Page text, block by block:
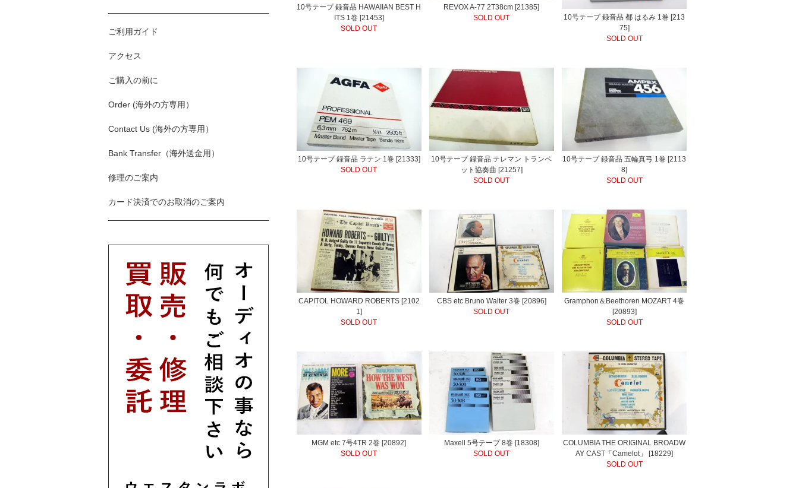
10号テープ 録音品 HAWAIIAN BEST H
ITS 1巻 [21453]
SOLD OUT
REVOX A-77 2T38cm [21385]
SOLD OUT
10号テープ 録音品 都 はるみ 1巻 [213
75]
SOLD OUT
10号テープ 録音品 ラテン 1巻 [21333]
SOLD OUT
10号テープ 録音品 テレマン トランペ
ット協奏曲 [21257]
SOLD OUT
10号テープ 録音品 五輪真弓 1巻 [2113
8]
SOLD OUT
CAPITOL HOWARD ROBERTS [2102
1]
SOLD OUT
CBS etc Bruno Walter 3巻 [20896]
SOLD OUT
Gramphon＆Beethoren MOZART 4巻
[20893]
SOLD OUT
MGM etc 7号4TR 2巻 [20892]
SOLD OUT
Maxell 5号テープ 8巻 [18308]
SOLD OUT
COLUMBIA THE ORIGINAL BROADW
AY CAST「Camelot」 [18229]
SOLD OUT
ご利用ガイド
アクセス
ご購入の前に
Order (海外の方専用）
Contact Us (海外の方専用）
Bank Transfer（海外送金用）
修理のご案内
カード決済でのお取消のご案内